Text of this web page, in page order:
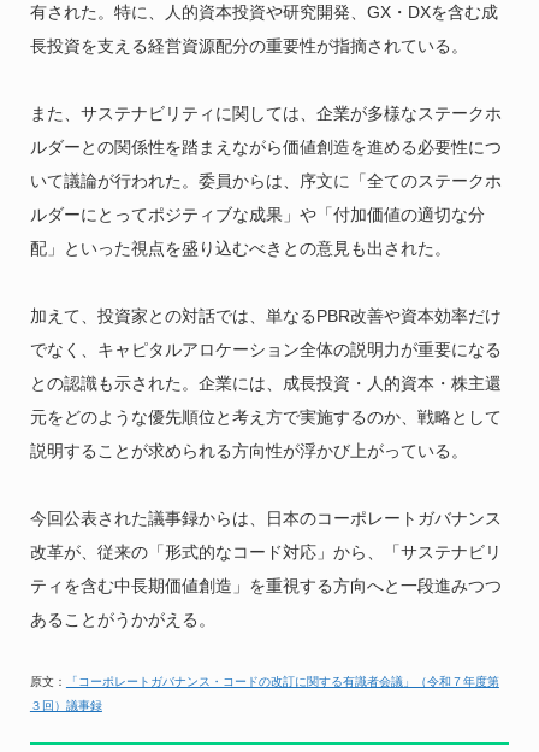
有された。特に、人的資本投資や研究開発、GX・DXを含む成
長投資を支える経営資源配分の重要性が指摘されている。
また、サステナビリティに関しては、企業が多様なステークホ
ルダーとの関係性を踏まえながら価値創造を進める必要性につ
いて議論が行われた。委員からは、序文に「全てのステークホ
ルダーにとってポジティブな成果」や「付加価値の適切な分
配」といった視点を盛り込むべきとの意見も出された。
加えて、投資家との対話では、単なるPBR改善や資本効率だけ
でなく、キャピタルアロケーション全体の説明力が重要になる
との認識も示された。企業には、成長投資・人的資本・株主還
元をどのような優先順位と考え方で実施するのか、戦略として
説明することが求められる方向性が浮かび上がっている。
今回公表された議事録からは、日本のコーポレートガバナンス
改革が、従来の「形式的なコード対応」から、「サステナビリ
ティを含む中長期価値創造」を重視する方向へと一段進みつつ
あることがうかがえる。
原文：
「コーポレートガバナンス・コードの改訂に関する有識者会議」（令和７年度第
３回）議事録